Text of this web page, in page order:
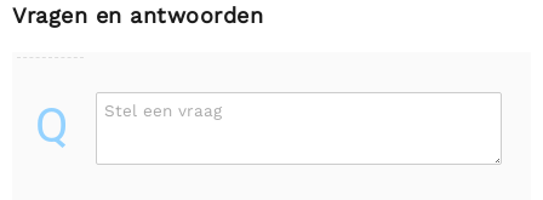
Vragen en antwoorden
Q Stel een vraag